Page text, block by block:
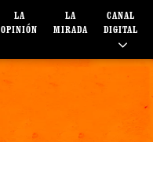
LA
OPINIÓN
LA
MIRADA
CANAL
DIGITAL